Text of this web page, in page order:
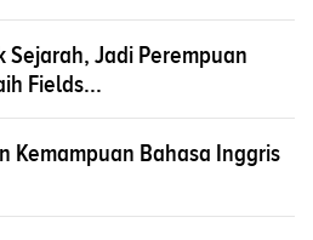
Sejarah, Jadi Perempuan
Fields...
Kemampuan Bahasa Inggris